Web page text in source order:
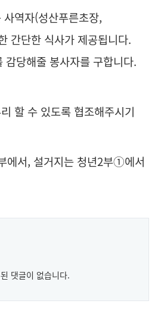
역자(성산푸른초장,
간단한 식사가 제공됩니다.
감당해줄 봉사자를 구합니다.
할 수 있도록 협조해주시기
에서, 설거지는 청년2부①에서
댓글이 없습니다.